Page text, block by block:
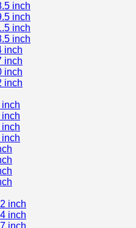
inch
inch
inch
inch
inch
inch
inch
inch
inch
inch
inch
inch
inch
inch